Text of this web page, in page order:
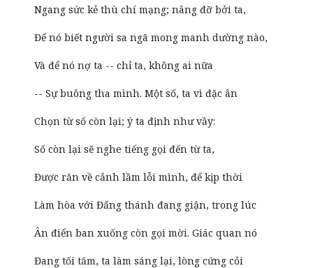
Ngang sức kẻ thù chí mạng; nâng đỡ bởi ta,
Để nó biết người sa ngã mong manh dường nào,
Và để nó nợ ta -- chỉ ta, không ai nữa
-- Sự buông tha mình. Một số, ta vì đặc ân
Chọn từ số còn lại; ý ta định như vầy:
Số còn lại sẽ nghe tiếng gọi đến từ ta,
Được răn về cảnh lầm lỗi mình, để kịp thời
Làm hòa với Đấng thánh đang giận, trong lúc
Ân điển ban xuống còn gọi mời. Giác quan nó
Đang tối tăm, ta làm sáng lại, lòng cứng cỏi